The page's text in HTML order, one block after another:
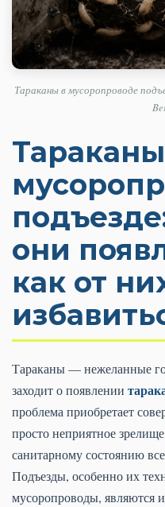
Тараканы в мусоропроводе
они
как от
Тараканы — нежеланные
заходит о появлении
проблема приобретает
просто неприятное
санитарному состоянию
Подъезды, особенно их
мусоропроводы, являются